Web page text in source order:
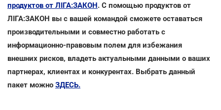
продуктов от ЛІГА:ЗАКОН. С помощью продуктов от
ЛІГА:ЗАКОН вы с вашей командой сможете оставаться
производительными и совместно работать с
информационно-правовым полем для избежания
внешних рисков, владеть актуальными данными о ваших
партнерах, клиентах и конкурентах. Выбрать данный
пакет можно ЗДЕСЬ.